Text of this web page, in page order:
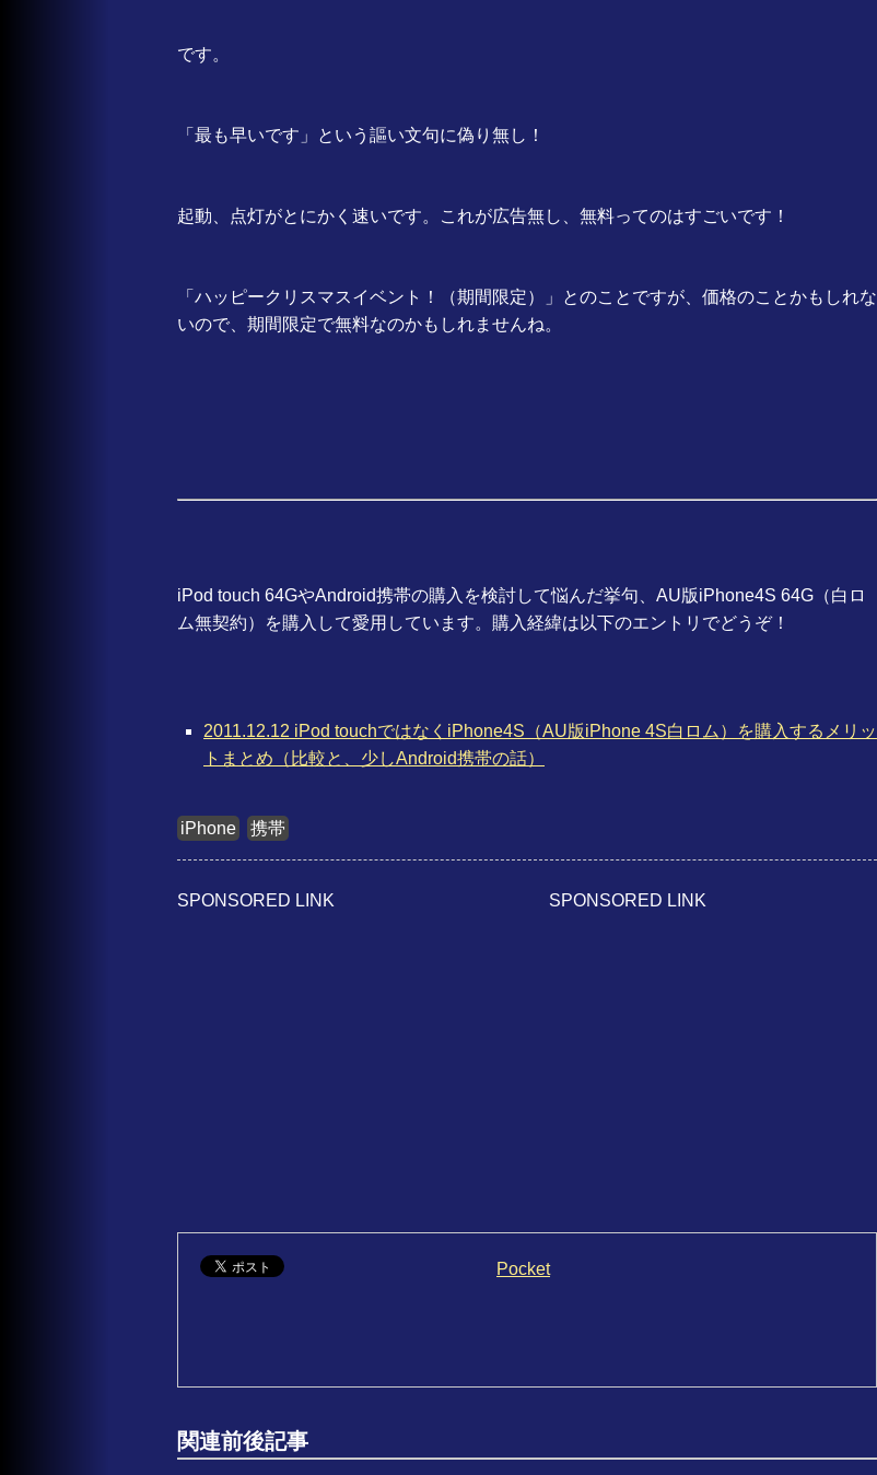
です。
「最も早いです」という謳い文句に偽り無し！
起動、点灯がとにかく速いです。これが広告無し、無料ってのはすごいです！
「ハッピークリスマスイベント！（期間限定）」とのことですが、価格のことかもしれな
いので、期間限定で無料なのかもしれませんね。
iPod touch 64GやAndroid携帯の購入を検討して悩んだ挙句、AU版iPhone4S 64G（白ロ
ム無契約）を購入して愛用しています。購入経緯は以下のエントリでどうぞ！
2011.12.12 iPod touchではなくiPhone4S（AU版iPhone 4S白ロム）を購入するメリッ
トまとめ（比較と、少しAndroid携帯の話）
iPhone 携帯
SPONSORED LINK SPONSORED LINK
Pocket
関連前後記事